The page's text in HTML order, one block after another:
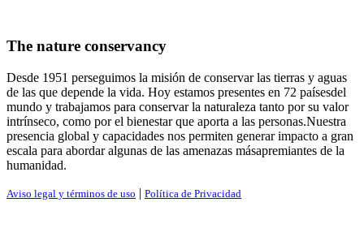
The nature conservancy
Desde 1951 perseguimos la misión de conservar las tierras y aguas
de las que depende la vida. Hoy estamos presentes en 72 paísesdel
mundo y trabajamos para conservar la naturaleza tanto por su valor
intrínseco, como por el bienestar que aporta a las personas.Nuestra
presencia global y capacidades nos permiten generar impacto a gran
escala para abordar algunas de las amenazas másapremiantes de la
humanidad.
Aviso legal y términos de uso | Política de Privacidad